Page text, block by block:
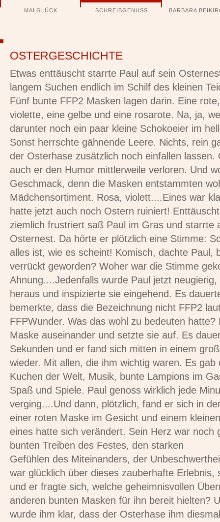
überspringenMALGLÜCK SCHREIBGENUSS BARBARA
OSTERGESCHICHTE
Etwas enttäuscht starrte Paul auf sein
langem Suchen endlich im Schilf des kleinen
Fünf bunte FFP2 Masken lagen darin. Eine
violette, eine gelbe und eine rosarote. Na, ja,
darunter noch ein paar kleine Schokoeier im
Sonst herrschte gähnende Leere. Nichts, rein
der Osterhase zusätzlich noch einfallen lassen.
auch er den Humor mittlerweile verloren. Und
Geschmack, denn die Masken entstammten
Mädchensortiment. Rosa, violett....Eines war
hatte jetzt auch noch Ostern ruiniert!
ziemlich frustriert saß Paul im Gras und starrte
Osternest. Da hörte er plötzlich eine Stimme:
alles ist, wie es scheint! Komisch, dachte Paul,
verrückt geworden? Woher war die Stimme
Ahnung....Jedenfalls wurde Paul jetzt
heraus und inspizierte sie eingehend. Es
bemerkte, dass die Bezeichnung nicht FFP2
FFPWunder. Was das wohl zu bedeuten hatte?
Maske auseinander und setzte sie auf. Es
Sekunden und er fand sich mitten in einem
wieder. Mit allen, die ihm wichtig waren. Es gab
Kuchen der Welt, Musik, bunte Lampions im
Spaß und Spiele. Paul genoss wirklich jede
verging....Und dann, plötzlich, fand er sich in
einer roten Maske im Gesicht und einem
eines hatte sich verändert. Sein Herz war noch
bunten Treiben des Festes, den starken
Gefühlen des Miteinanders, der
war glücklich über dieses zauberhafte Erlebnis,
und er fragte sich, welche geheimnisvollen
anderen bunten Masken für ihn bereit hielten?
wurde ihm klar, dass der Osterhase ihm